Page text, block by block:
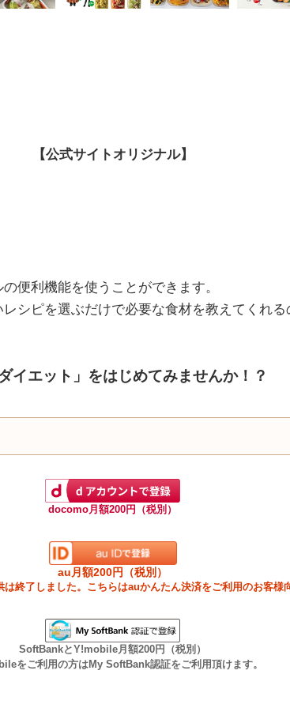
【公式サイトオリジナル】
便利機能を使うことができます。
レシピを選ぶだけで必要な食材を教えてくれ
イエット」をはじめてみませんか！？
docomo月額200円（税別）
au月額200円（税別）
終了しました。こちらはauかんたん決済をご利用のお客様
SoftBankとY!mobile月額200円（税別）
をご利用の方はMy SoftBank認証をご利用頂けます。